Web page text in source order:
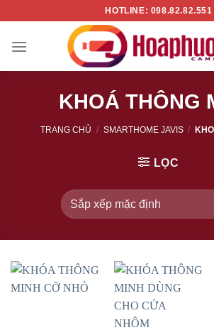
nội
HOTLINE: 098.82.82.551
KHOÁ THÔNG
TRANG CHỦ / SMARTHOME JAVIS /
LỌC